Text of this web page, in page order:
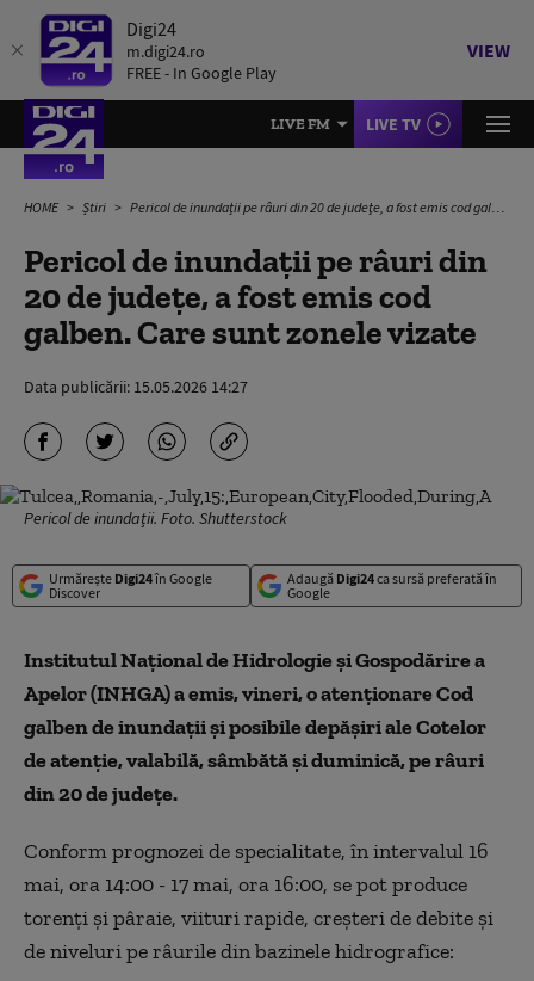
Digi24
m.digi24.ro
FREE - In Google Play
VIEW
LIVE FM LIVE TV
HOME Știri Pericol de inundații pe râuri din 20 de judeţe, a fost emis cod galben. Care sunt zonele vizate
Pericol de inundații pe râuri din
20 de judeţe, a fost emis cod
galben. Care sunt zonele vizate
Data publicării: 15.05.2026 14:27
Pericol de inundații. Foto. Shutterstock
Urmărește Digi24în Google
Discover
Adaugă Digi24ca sursă preferată în
Google
Institutul Naţional de Hidrologie şi Gospodărire a
Apelor (INHGA) a emis, vineri, o atenţionare Cod
galben de inundaţii şi posibile depăşiri ale Cotelor
de atenţie, valabilă, sâmbătă şi duminică, pe râuri
din 20 de judeţe.
Conform prognozei de specialitate, în intervalul 16
mai, ora 14:00 - 17 mai, ora 16:00, se pot produce
torenţi şi pâraie, viituri rapide, creşteri de debite şi
de niveluri pe râurile din bazinele hidrografice: